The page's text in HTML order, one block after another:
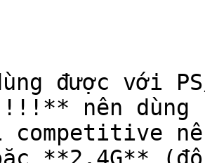
được với
!!!** nên
competitive